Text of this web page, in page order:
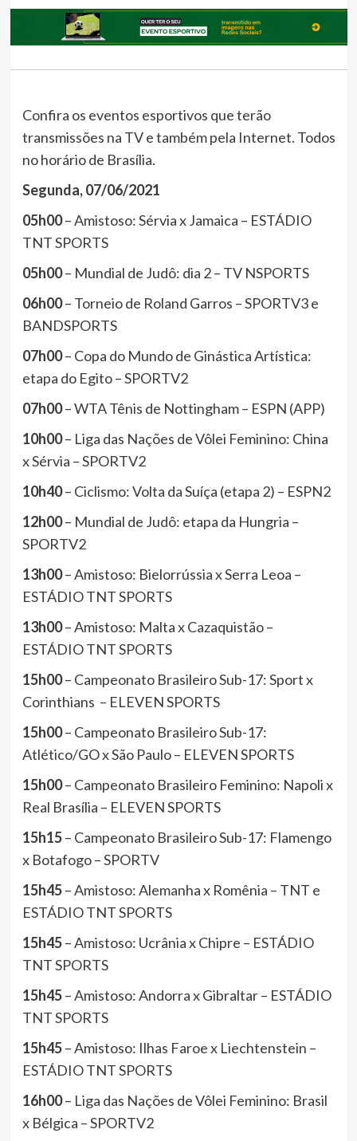
Confira os eventos esportivos que terão
transmissões na TV e também pela Internet. Todos
no horário de Brasília.
Segunda, 07/06/2021
05h00– Amistoso: Sérvia x Jamaica – ESTÁDIO
TNT SPORTS
05h00– Mundial de Judô: dia 2 – TV NSPORTS
06h00– Torneio de Roland Garros – SPORTV3 e
BANDSPORTS
07h00– Copa do Mundo de Ginástica Artística:
etapa do Egito – SPORTV2
07h00– WTA Tênis de Nottingham – ESPN (APP)
10h00– Liga das Nações de Vôlei Feminino: China
x Sérvia – SPORTV2
10h40– Ciclismo: Volta da Suíça (etapa 2) – ESPN2
12h00– Mundial de Judô: etapa da Hungria –
SPORTV2
13h00– Amistoso: Bielorrússia x Serra Leoa –
ESTÁDIO TNT SPORTS
13h00– Amistoso: Malta x Cazaquistão –
ESTÁDIO TNT SPORTS
15h00– Campeonato Brasileiro Sub-17: Sport x
Corinthians – ELEVEN SPORTS
15h00– Campeonato Brasileiro Sub-17:
Atlético/GO x São Paulo – ELEVEN SPORTS
15h00– Campeonato Brasileiro Feminino: Napoli x
Real Brasília – ELEVEN SPORTS
15h15– Campeonato Brasileiro Sub-17: Flamengo
x Botafogo – SPORTV
15h45– Amistoso: Alemanha x Romênia – TNT e
ESTÁDIO TNT SPORTS
15h45– Amistoso: Ucrânia x Chipre – ESTÁDIO
TNT SPORTS
15h45– Amistoso: Andorra x Gibraltar – ESTÁDIO
TNT SPORTS
15h45– Amistoso: Ilhas Faroe x Liechtenstein –
ESTÁDIO TNT SPORTS
16h00– Liga das Nações de Vôlei Feminino: Brasil
x Bélgica – SPORTV2